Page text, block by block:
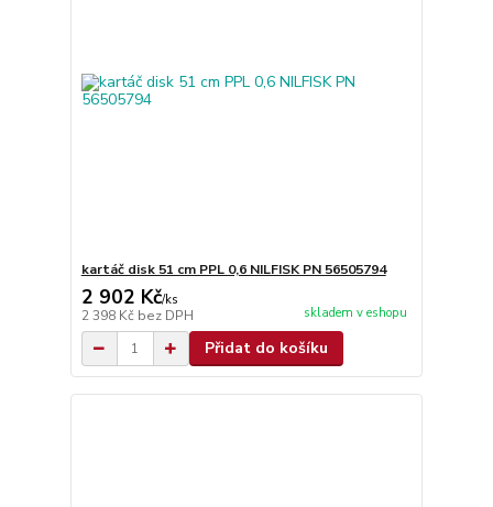
kartáč disk 51 cm PPL 0,6 NILFISK PN 56505794
2 902 Kč/ks
2 398 Kč bez DPH skladem v eshopu
Přidat do košíku